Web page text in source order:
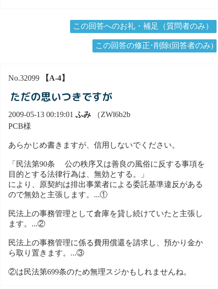
この回答へのお礼・補足（質問者のみ）
この回答の修正･削除(回答者のみ)
No.32099 【A-4】
ただの思いつきですが
2009-05-13 00:19:01 ふみ （ZWl6b2b
PCB様
あらかじめ書きますが、信用しないでください。
「民法第90条 公の秩序又は善良の風俗に反する事項を
目的とする法律行為は、無効とする。」
により、原契約は排出事業者による委託基準違反がある
ので無効と主張します。...①
民法上の事務管理として倉庫を貸し続けていたと主張し
ます。...②
民法上の事務管理に係る費用償還を請求し、預かり金か
ら取り置きます。...③
②は民法第699条のため無理スジかもしれませんね。